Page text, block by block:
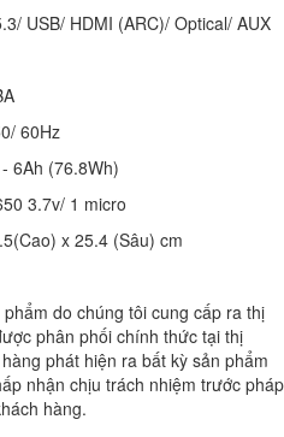
USB/ HDMI (ARC)/ Optical/ AUX
60Hz
6Ah (76.8Wh)
3.7v/ 1 micro
x 25.4 (Sâu) cm
do chúng tôi cung cấp ra thị
phân phối chính thức tại thị
phát hiện ra bất kỳ sản phẩm
nhận chịu trách nhiệm trước pháp
hàng.